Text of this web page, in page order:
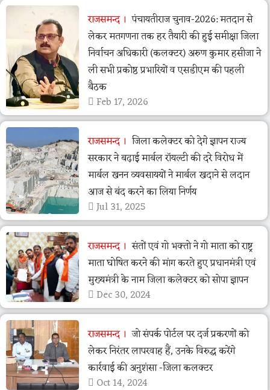
राजसमन्द
पंचायतीराज चुनाव-2026: मतदान से
लेकर मतगणना तक हर तैयारी की हुई समीक्षा जिला
निर्वाचन अधिकारी (कलक्टर) अरुण कुमार हसीजा ने
ली सभी प्रकोष्ठ प्रभारियों व एसडीएम की पहली
बैठक
Feb 17, 2026
राजसमन्द
जिला कलेक्टर को देगे ज्ञापन राज्य
सरकार ने बढ़ाई मार्बल रॉयल्टी की दरे विरोध में
मार्बल खनन व्यवसाययों ने मार्बल खदाने से लदान
आज से बंद करने का लिया निर्णय
Jul 31, 2025
राजसमन्द
संतों एवं गो भक्तो ने गो माता को राष्ट्र
माता घोषित करने की मांग करते हुए प्रधानमंत्री एवं
मुख्यमंत्री के नाम जिला कलेक्टर को सोपा ज्ञापन
Dec 30, 2024
राजसमन्द
जो संपर्क पोर्टल पर दर्ज प्रकरणों को
लेकर निरंतर लापरवाह हैं, उनके विरुद्ध करेंगे
कार्रवाई की अनुशंसा -जिला कलक्टर
Oct 14, 2024